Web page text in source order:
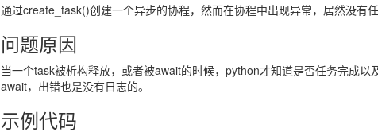
通过create_task()创建一个异步的协程，然而在协程中出现异常，居然没有任
问题原因
当一个task被析构释放，或者被await的时候，python才知道是否任务完成
await，出错也是没有日志的。
示例代码